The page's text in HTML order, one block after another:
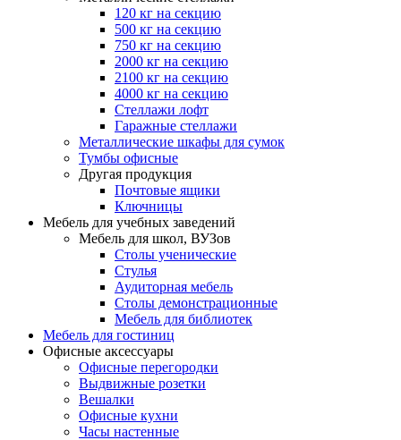
120 кг на секцию
500 кг на секцию
750 кг на секцию
2000 кг на секцию
2100 кг на секцию
4000 кг на секцию
Стеллажи лофт
Гаражные стеллажи
Металлические шкафы для сумок
Тумбы офисные
Другая продукция
Почтовые ящики
Ключницы
Мебель для учебных заведений
Мебель для школ, ВУЗов
Столы ученические
Стулья
Аудиторная мебель
Столы демонстрационные
Мебель для библиотек
Мебель для гостиниц
Офисные аксессуары
Офисные перегородки
Выдвижные розетки
Вешалки
Офисные кухни
Часы настенные